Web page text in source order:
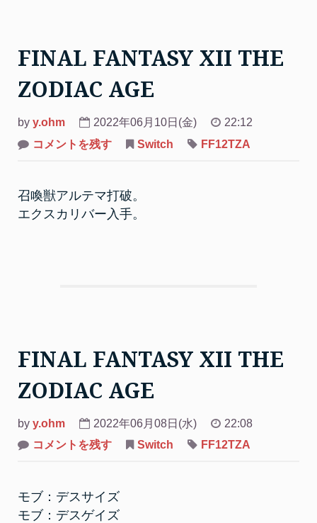
FINAL FANTASY XII THE
ZODIAC AGE
by y.ohm 2022年06月10日(金)
22:12
コメントを残すon
ZODIAC
AGE
Switch FF12TZA
召喚獣アルテマ打破。
エクスカリバー入手。
FINAL FANTASY XII THE
ZODIAC AGE
by y.ohm 2022年06月08日(水)
22:08
コメントを残すon
ZODIAC
AGE
Switch FF12TZA
モブ：デスサイズ
モブ：デスゲイズ